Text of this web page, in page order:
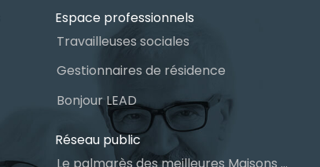
Espace professionnels
Travailleuses sociales
Gestionnaires de résidence
Bonjour LEAD
Réseau public